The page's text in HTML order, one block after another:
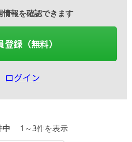
情報を確認できます
登録（無料）
ログイン
中 1 ～3件を表示